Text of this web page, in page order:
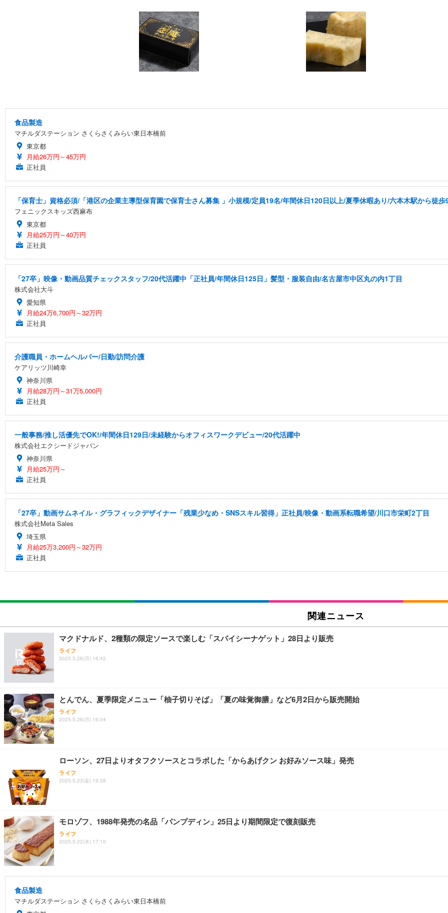
食品製造
マチルダステーション さくらさくみらい東日本橋前
東京都
月給26万円～45万円
正社員
「保育士」資格必須/「港区の企業主導型保育園で保育士さん募集 」小規模/定員19名/年間休日120日以上/夏季休暇あり/六本木駅から徒歩
フェニックスキッズ西麻布
東京都
月給25万円～40万円
正社員
「27卒」映像・動画品質チェックスタッフ/20代活躍中「正社員/年間休日125日」髪型・服装自由/名古屋市中区丸の内1丁目
株式会社大斗
愛知県
月給24万6,700円～32万円
正社員
介護職員・ホームヘルパー/日勤/訪問介護
ケアリッツ川崎幸
神奈川県
月給28万円～31万5,000円
正社員
一般事務/推し活優先でOK!/年間休日129日/未経験からオフィスワークデビュー/20代活躍中
株式会社エクシードジャパン
神奈川県
月給25万円～
正社員
「27卒」動画サムネイル・グラフィックデザイナー「残業少なめ・SNSスキル習得」正社員/映像・動画系転職希望/川口市栄町2丁目
株式会社Meta Sales
埼玉県
月給25万3,200円～32万円
正社員
関連ニュース
マクドナルド、2種類の限定ソースで楽しむ「スパイシーナゲット」28日より販売
ライフ
2025.5.26(月) 16:42
とんでん、夏季限定メニュー「柚子切りそば」「夏の味覚御膳」など6月2日から販売開始
ライフ
2025.5.26(月) 16:04
ローソン、27日よりオタフクソースとコラボした「からあげクン お好みソース味」発売
ライフ
2025.5.23(金) 19:28
モロゾフ、1988年発売の名品「パンプディン」25日より期間限定で復刻販売
ライフ
2025.5.22(木) 17:10
食品製造
マチルダステーション さくらさくみらい東日本橋前